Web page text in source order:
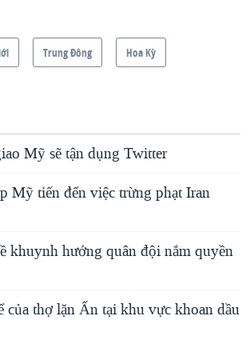
Trung Ðông Hoa Kỳ
Mỹ sẽ tận dụng Twitter
Mỹ tiến đến việc trừng phạt Iran
khuynh hướng quân đội nắm quyền
của thợ lặn Ấn tại khu vực khoan dầu